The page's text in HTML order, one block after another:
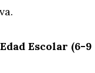
Escolar (6-9